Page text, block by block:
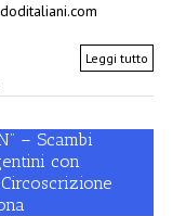
Leggi tutto
– Scambi
con